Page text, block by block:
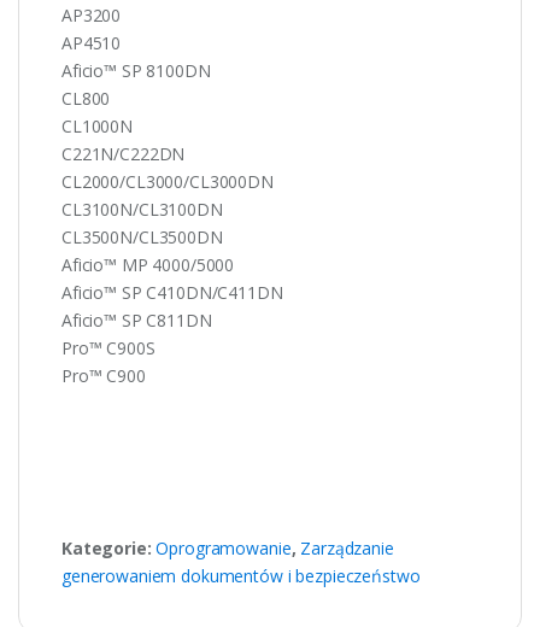
AP3200
AP4510
Aficio™ SP 8100DN
CL800
CL1000N
C221N/C222DN
CL2000/CL3000/CL3000DN
CL3100N/CL3100DN
CL3500N/CL3500DN
Aficio™ MP 4000/5000
Aficio™ SP C410DN/C411DN
Aficio™ SP C811DN
Pro™ C900S
Pro™ C900
Kategorie:Oprogramowanie, Zarządzanie
generowaniem dokumentów i bezpieczeństwo